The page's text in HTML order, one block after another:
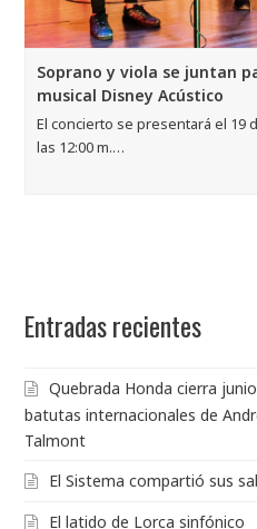
Soprano y viola se juntan
musical Disney Acústico
El concierto se presentará el 19
las 12:00 m.…
Entradas recientes
Quebrada Honda cierra
batutas internacionales de
Talmont
El Sistema compartió sus
El latido de Lorca sinfónico